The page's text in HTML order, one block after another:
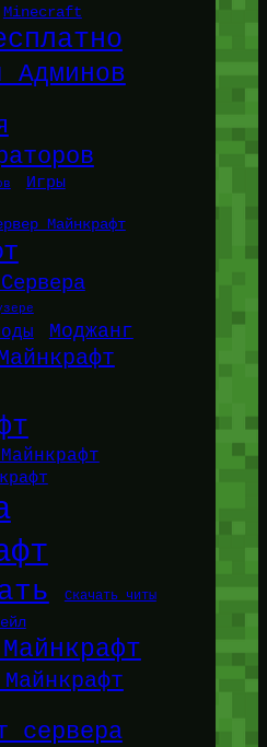
Minecraft
Админов
Игры
Майнкрафт
Моджанг
Скачать читы
сервера